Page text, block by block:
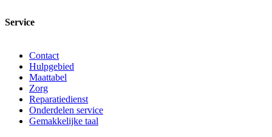
Service
Contact
Hulpgebied
Maattabel
Zorg
Reparatiedienst
Onderdelen service
Gemakkelijke taal